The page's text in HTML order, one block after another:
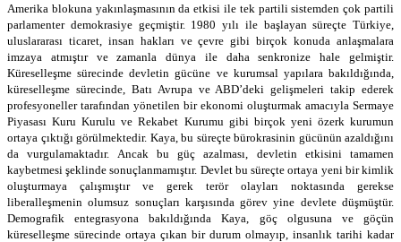
Amerika blokuna yakınlaşmasının da etkisi ile tek partili sistemden çok partili
parlamenter demokrasiye geçmiştir. 1980 yılı ile başlayan süreçte Türkiye,
uluslararası ticaret, insan hakları ve çevre gibi birçok konuda anlaşmalara
imzaya atmıştır ve zamanla dünya ile daha senkronize hale gelmiştir.
Küreselleşme sürecinde devletin gücüne ve kurumsal yapılara bakıldığında,
küreselleşme sürecinde, Batı Avrupa ve ABD’deki gelişmeleri takip ederek
profesyoneller tarafından yönetilen bir ekonomi oluşturmak amacıyla Sermaye
Piyasası Kuru Kurulu ve Rekabet Kurumu gibi birçok yeni özerk kurumun
ortaya çıktığı görülmektedir. Kaya, bu süreçte bürokrasinin gücünün azaldığını
da vurgulamaktadır. Ancak bu güç azalması, devletin etkisini tamamen
kaybetmesi şeklinde sonuçlanmamıştır. Devlet bu süreçte ortaya yeni bir kimlik
oluşturmaya çalışmıştır ve gerek terör olayları noktasında gerekse
liberalleşmenin olumsuz sonuçları karşısında görev yine devlete düşmüştür.
Demografik entegrasyona bakıldığında Kaya, göç olgusuna ve göçün
küreselleşme sürecinde ortaya çıkan bir durum olmayıp, insanlık tarihi kadar